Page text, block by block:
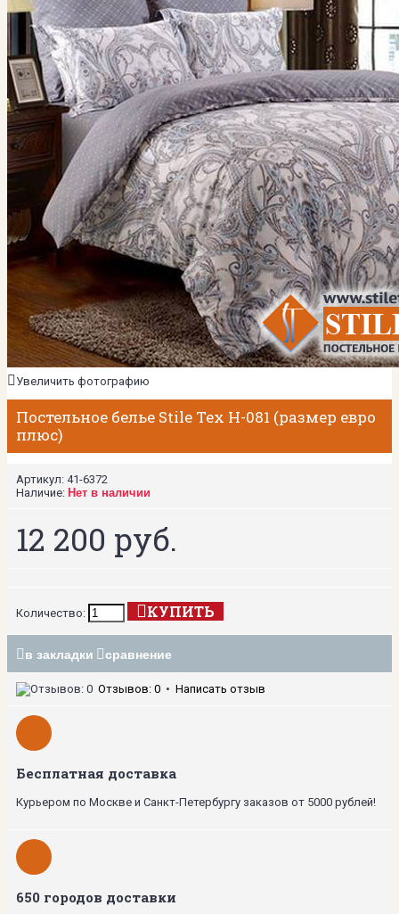
Увеличить фотографию
Постельное белье Stile Tex H-081 (размер евро
плюс)
Артикул: 41-6372
Наличие: Нет в наличии
12 200 руб.
Количество: КУПИТЬ
в закладки сравнение
Отзывов: 0 • Написать отзыв
Бесплатная доставка
Курьером по Москве и Санкт-Петербургу заказов от 5000 рублей!
650 городов доставки